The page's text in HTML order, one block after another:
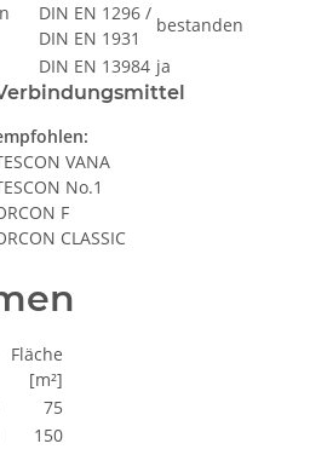
DIN EN 1296 /
DIN EN 1931
bestanden
DIN EN 13984 ja
VANA
No.1
F
CLASSIC
Fläche
[m²]
75
150